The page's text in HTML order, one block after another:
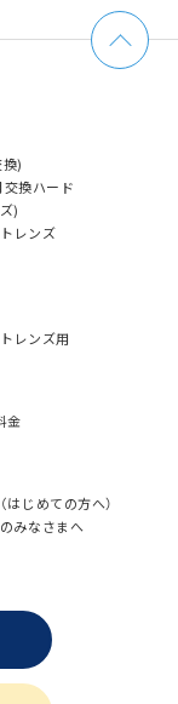
)
換ハード
)
レンズ
レンズ用
金
はじめての方へ）
みなさまへ